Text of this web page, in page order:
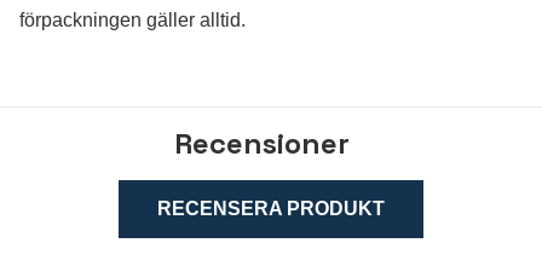
förpackningen gäller alltid.
Recensioner
RECENSERA PRODUKT